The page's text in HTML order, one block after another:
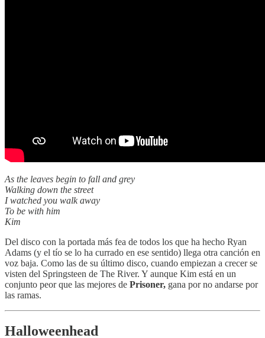
As the leaves begin to fall and grey
Walking down the street
I watched you walk away
To be with him
Kim
Del disco con la portada más fea de todos los que ha hecho Ryan
Adams (y el tío se lo ha currado en ese sentido) llega otra canción en
voz baja. Como las de su último disco, cuando empiezan a crecer se
visten del Springsteen de The River. Y aunque Kim está en un
conjunto peor que las mejores de Prisoner, gana por no andarse por
las ramas.
Halloweenhead